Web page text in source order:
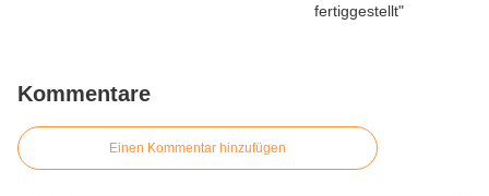
Kommentare
Einen Kommentar hinzufügen